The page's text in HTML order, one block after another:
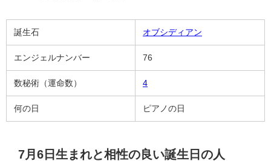
誕生石 オブシディアン
エンジェルナンバー 76
数秘術（運命数） 4
何の日 ピアノの日
7月6日生まれと相性の良い誕生日の人